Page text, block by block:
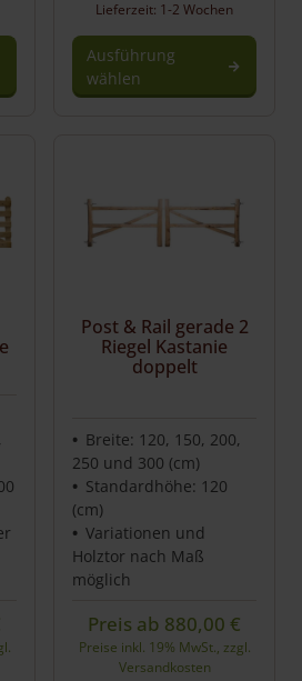
Lieferzeit: 1-2 Wochen
Ausführung
wählen
Post & Rail gerade 2
Riegel Kastanie
doppelt
Breite: 120, 150, 200,
250 und 300 (cm)
Standardhöhe: 120
(cm)
Variationen und
Holztor nach Maß
möglich
Preis ab 880,00 €
Preise inkl. 19% MwSt., zzgl.
Versandkosten